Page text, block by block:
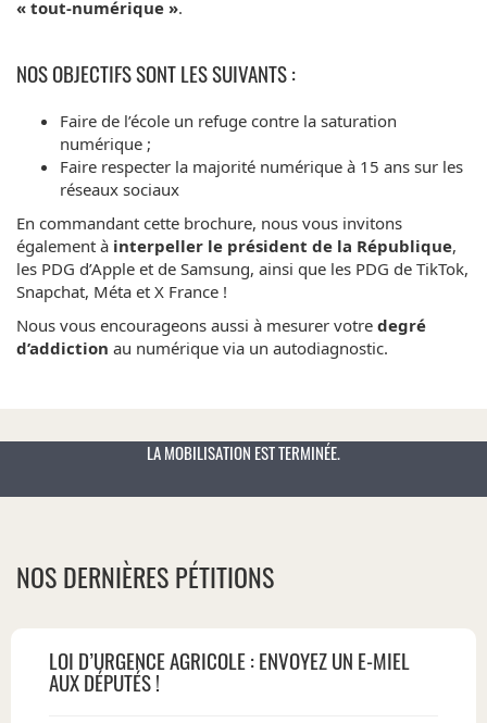
« tout-numérique ».
NOS OBJECTIFS SONT LES SUIVANTS :
Faire de l’école un refuge contre la saturation
numérique ;
Faire respecter la majorité numérique à 15 ans sur les
réseaux sociaux
En commandant cette brochure, nous vous invitons
également à interpeller le président de la République,
les PDG d’Apple et de Samsung, ainsi que les PDG de TikTok,
Snapchat, Méta et X France !
Nous vous encourageons aussi à mesurer votre degré
d’addiction au numérique via un autodiagnostic.
LA MOBILISATION EST TERMINÉE.
NOS DERNIÈRES PÉTITIONS
LOI D’URGENCE AGRICOLE : ENVOYEZ UN E-MIEL
AUX DÉPUTÉS !